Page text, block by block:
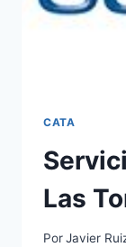
CATA
Las
PorJavier